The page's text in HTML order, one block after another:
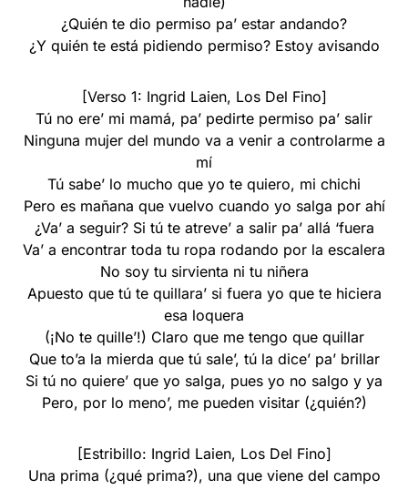
¿Quién te dio permiso pa’ estar andando?
¿Y quién te está pidiendo permiso? Estoy avisando
[Verso 1: Ingrid Laien, Los Del Fino]
Tú no ere’ mi mamá, pa’ pedirte permiso pa’ salir
Ninguna mujer del mundo va a venir a controlarme a
mí
Tú sabe’ lo mucho que yo te quiero, mi chichi
Pero es mañana que vuelvo cuando yo salga por ahí
¿Va’ a seguir? Si tú te atreve’ a salir pa’ allá ‘fuera
Va’ a encontrar toda tu ropa rodando por la escalera
No soy tu sirvienta ni tu niñera
Apuesto que tú te quillara’ si fuera yo que te hiciera
esa loquera
(¡No te quille’!) Claro que me tengo que quillar
Que to’a la mierda que tú sale’, tú la dice’ pa’ brillar
Si tú no quiere’ que yo salga, pues yo no salgo y ya
Pero, por lo meno’, me pueden visitar (¿quién?)
[Estribillo: Ingrid Laien, Los Del Fino]
Una prima (¿qué prima?), una que viene del campo